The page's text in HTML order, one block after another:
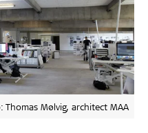
Thomas Mølvig, architect MAA